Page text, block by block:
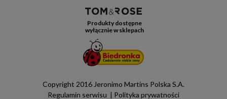
Produkty dostępne
wyłącznie w sklepach
Copyright 2016 Jeronimo Martins Polska S.A.
Regulamin serwisu
Polityka prywatności